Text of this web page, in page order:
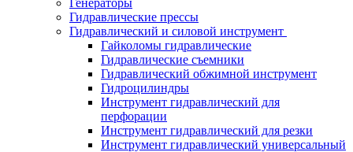
Генераторы
Гидравлические прессы
Гидравлический и силовой инструмент
Гайколомы гидравлические
Гидравлические съемники
Гидравлический обжимной инструмент
Гидроцилиндры
Инструмент гидравлический для
перфорации
Инструмент гидравлический для резки
Инструмент гидравлический универсальный